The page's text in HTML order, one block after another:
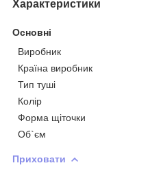
Характеристики
Основні
Виробник
Країна виробник
Тип туші
Колір
Форма щіточки
Об`єм
Приховати